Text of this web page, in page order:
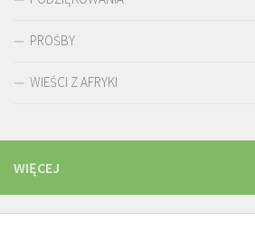
PROŚBY
WIEŚCI Z AFRYKI
WIĘCEJ